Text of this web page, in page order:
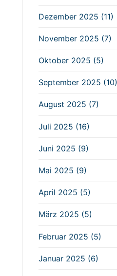
Dezember 2025 (11)
November 2025 (7)
Oktober 2025 (5)
September 2025 (10)
August 2025 (7)
Juli 2025 (16)
Juni 2025 (9)
Mai 2025 (9)
April 2025 (5)
März 2025 (5)
Februar 2025 (5)
Januar 2025 (6)